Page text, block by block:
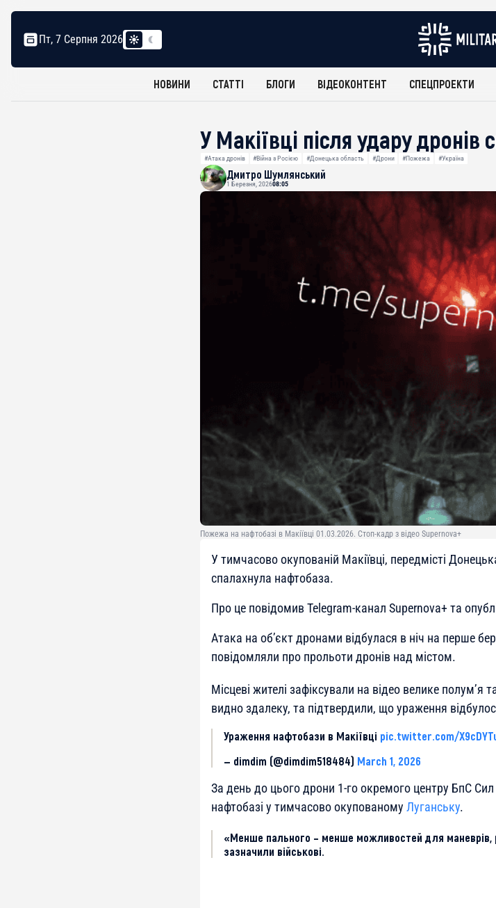
Пт, 7 Серпня 2026
НОВИНИ СТАТТІ БЛОГИ ВІДЕОКОНТЕНТ СПЕЦПРОЕКТИ
У Макіївці після удару
#Атака дронів #Війна з Росією #Донецька область #Дрони #Пожежа #Україна
Дмитро Шумлянський
1 Березня, 202608:05
Пожежа на нафтобазі в Макіївці 01.03.2026. Стоп-кадр з відео Supernova+
У тимчасово окупованій Макіївці, передмісті
спалахнула нафтобаза.
Про це повідомив Telegram-канал Supernova+ та
Атака на об’єкт дронами відбулася в ніч на перше
повідомляли про прольоти дронів над містом.
Місцеві жителі зафіксували на відео велике
видно здалеку, та підтвердили, що ураження
Ураження нафтобази в Макіївці pic.twitter.com/
— dimdim (@dimdim518484) March 1, 2026
За день до цього дрони 1-го окремого центру БпС
нафтобазі у тимчасово окупованому Луганську.
«Менше пального – менше можливостей для маневрів,
зазначили військові.